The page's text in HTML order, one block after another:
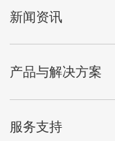
新闻资讯
产品与解决方案
服务支持